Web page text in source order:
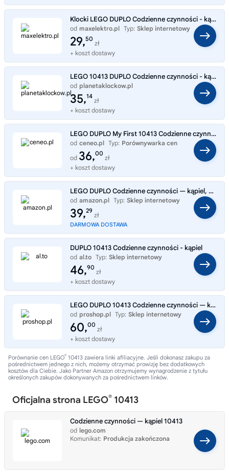
Klocki LEGO DUPLO Codzienne czynności - kąpiel 10413
od maxelektro.pl Typ: Sklep internetowy
29,50
zł
+ koszt dostawy
LEGO 10413 DUPLO Codzienne czynności - kąpiel
od planetaklockow.pl
Typ:
Sklep internetowy
35,14
zł
+ koszt dostawy
LEGO DUPLO My First 10413 Codzienne czynności — kąpiel
od ceneo.pl Typ: Porównywarka cen
od 36,00
zł
+ koszt dostawy
LEGO DUPLO Codzienne czynności — kąpiel, Zabawki Edukacyjne dla Malucha Aktywizujące Wczesny Rozwój, Nauka Korzystania z
od amazon.pl Typ: Sklep internetowy
39,29
zł
DARMOWA DOSTAWA
DUPLO 10413 Codzienne czynności - kąpiel
od al.to Typ: Sklep internetowy
46,90
zł
+ koszt dostawy
LEGO DUPLO 10413 Codzienne czynności — kąpiel
od proshop.pl Typ: Sklep internetowy
60,00
zł
+ koszt dostawy
Porównanie cen LEGO® 10413 zawiera linki afiliacyjne. Jeśli dokonasz zakupu za
pośrednictwem jednego z nich, możemy otrzymać prowizję bez dodatkowych
kosztów dla Ciebie. Jako Partner Amazon otrzymujemy wynagrodzenie z tytułu
określonych zakupów dokonywanych za pośrednictwem linków.
Oficjalna strona LEGO® 10413
Codzienne czynności — kąpiel 10413
od lego.com
Komunikat: Produkcja zakończona